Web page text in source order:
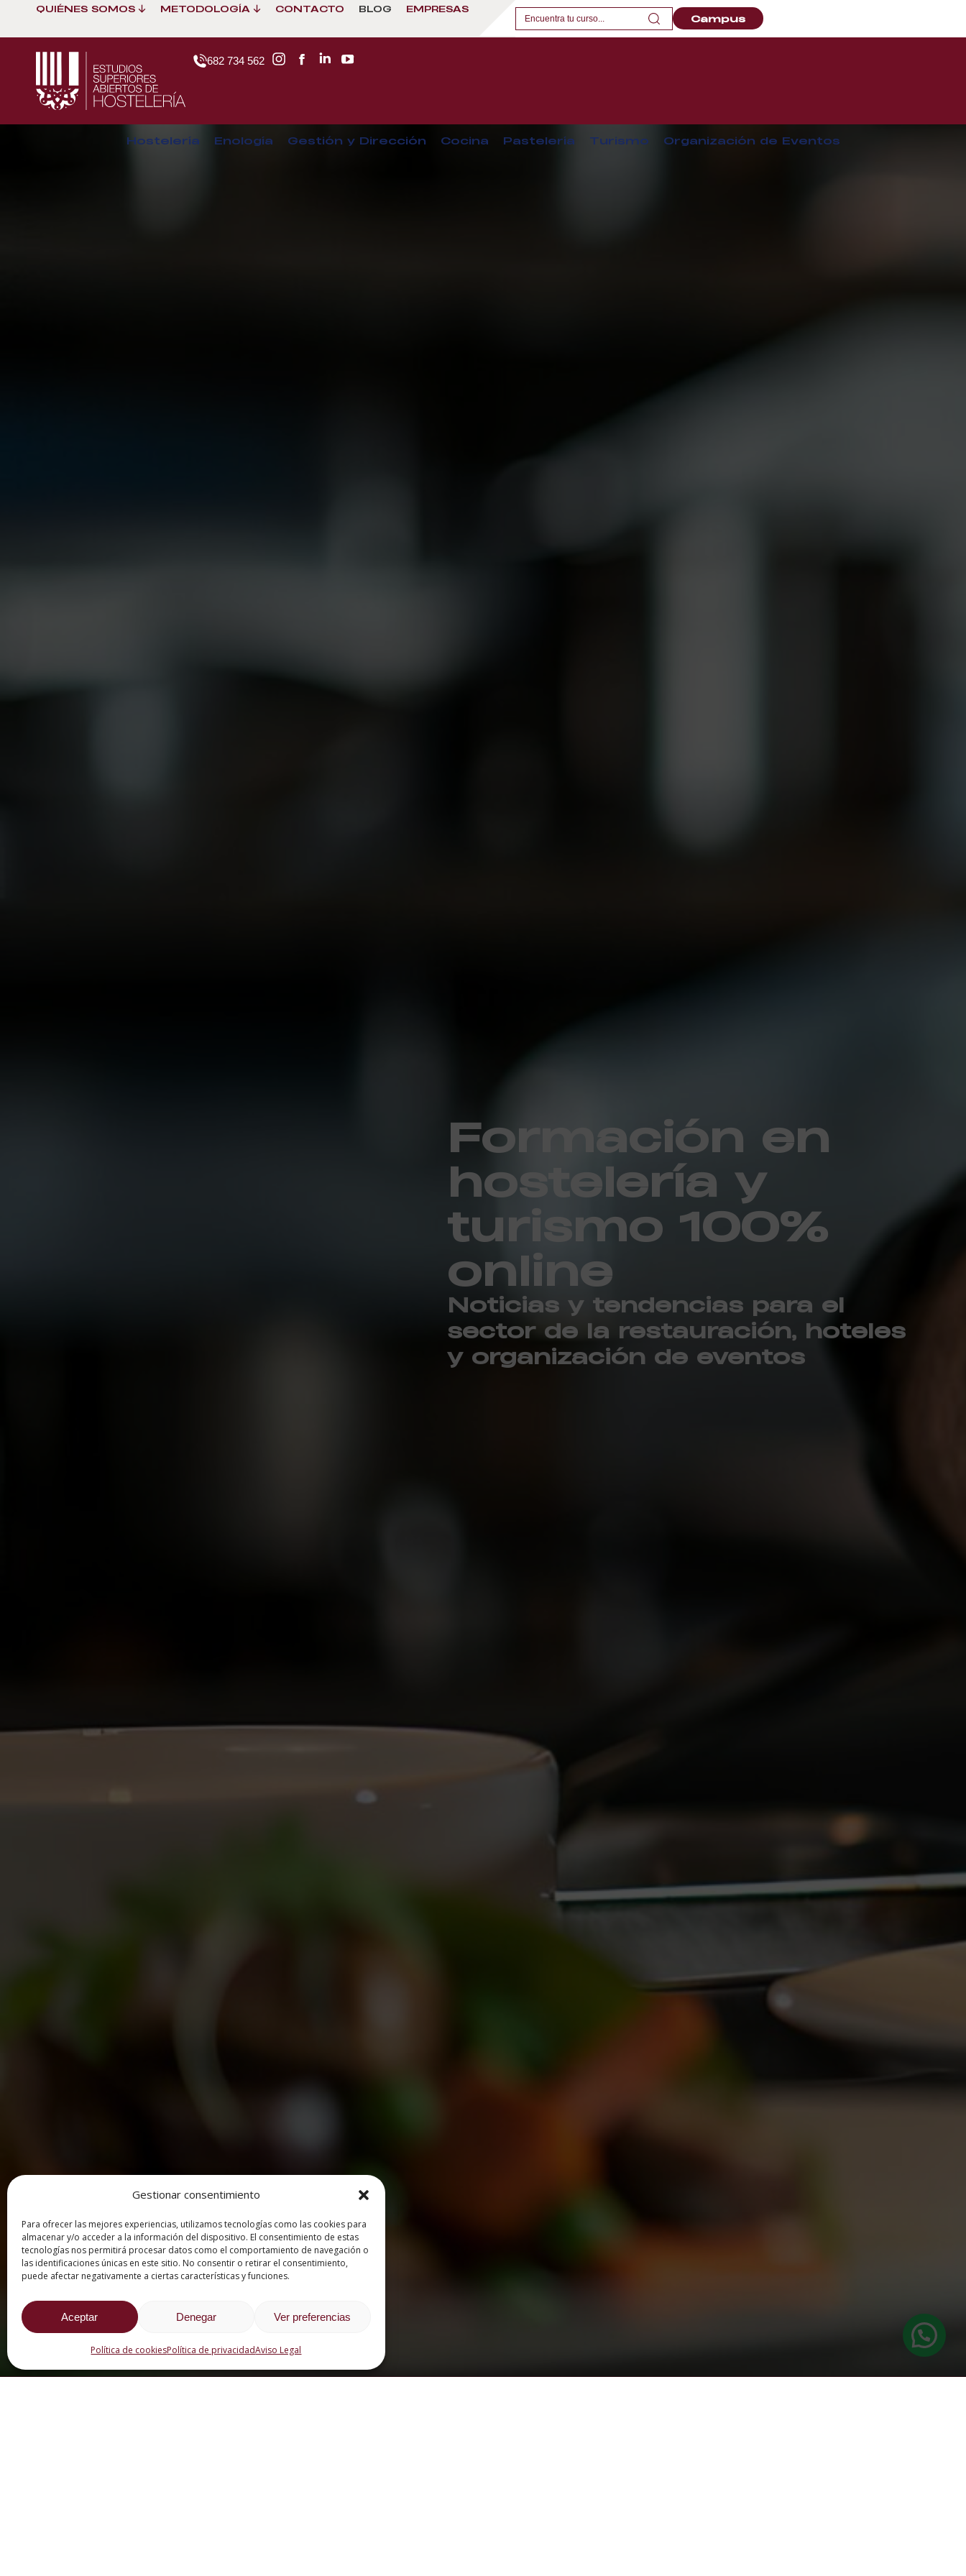
Gestionar consentimiento
Para ofrecer las mejores experiencias, utilizamos tecnologías como las cookies para
almacenar y/o acceder a la información del dispositivo. El consentimiento de estas
tecnologías nos permitirá procesar datos como el comportamiento de navegación o
las identificaciones únicas en este sitio. No consentir o retirar el consentimiento,
puede afectar negativamente a ciertas características y funciones.
Aceptar Denegar Ver preferencias
Política de cookiesPolítica de privacidadAviso Legal
QUIÉNES SOMOS METODOLOGÍA CONTACTO BLOG EMPRESAS
Campus
682 734 562
Hostelería Enología Gestión y Dirección Cocina Pastelería Turismo Organización de Eventos
Formación en
hostelería y
turismo 100%
online
Noticias y tendencias para el
sector de la restauración, hoteles
y organización de eventos